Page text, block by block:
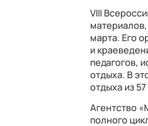
VIII
марта. Его
и
педагогов,
отдыха. В
отдыха из
Агентство
полного